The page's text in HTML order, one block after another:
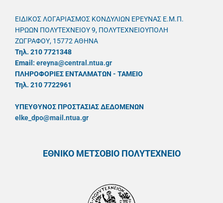
ΕΙΔΙΚΟΣ ΛΟΓΑΡΙΑΣΜΟΣ ΚΟΝΔΥΛΙΩΝ ΕΡΕΥΝΑΣ Ε.Μ.Π.
ΗΡΩΩΝ ΠΟΛΥΤΕΧΝΕΙΟΥ 9, ΠΟΛΥΤΕΧΝΕΙΟΥΠΟΛΗ
ΖΩΓΡΑΦΟΥ, 15772 ΑΘΗΝΑ
Τηλ. 210 7721348
Email: ereyna@central.ntua.gr
ΠΛΗΡΟΦΟΡΙΕΣ ΕΝΤΑΛΜΑΤΩΝ - ΤΑΜΕΙΟ
Τηλ. 210 7722961
ΥΠΕΥΘYΝΟΣ ΠΡΟΣΤΑΣΙΑΣ ΔΕΔΟΜΕΝΩΝ
elke_dpo@mail.ntua.gr
ΕΘΝΙΚΟ ΜΕΤΣΟΒΙΟ ΠΟΛΥΤΕΧΝΕΙΟ